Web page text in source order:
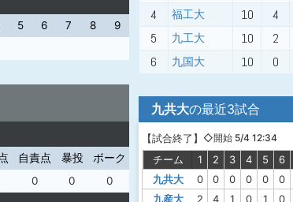
5 6 7 8
9
自責点 暴投
ボーク
0 0 0
4
福工大 10 4
5
九工大 10 2
6
九国大 10 0
九共大の最近3試合
【試合終了】 ◇開始 5/4 12:34
チーム
1 2 3 4 5 6
九共大
0 0 0 0 0 0
九産大
2 4 1 0 1 0